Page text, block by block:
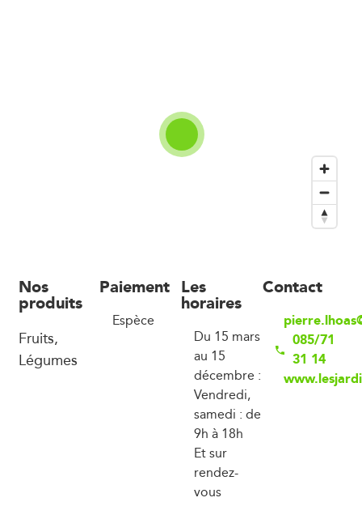
Nos
produits
Fruits,
Légumes
Paiement
Espèce
Les
horaires
Du 15 mars
au 15
décembre :
Vendredi,
samedi : de
9h à 18h
Et sur
rendez-
vous
Contact
085/71
31 14